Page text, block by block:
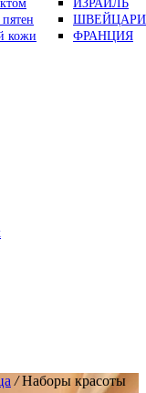
кожи
ИЗРАИЛЬ
ФРАНЦИЯ
/Наборы красоты